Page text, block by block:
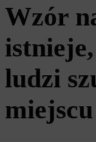
Wzór
ludzi
miejscu